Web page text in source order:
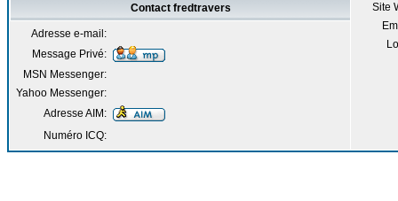
Site
Contact fredtravers
Adresse e-mail:
Message Privé:
MSN Messenger:
Yahoo Messenger:
Adresse AIM:
Numéro ICQ: